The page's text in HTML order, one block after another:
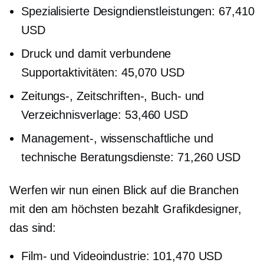
Spezialisierte Designdienstleistungen: 67,410
USD
Druck und damit verbundene
Supportaktivitäten: 45,070 USD
Zeitungs-, Zeitschriften-, Buch- und
Verzeichnisverlage: 53,460 USD
Management-, wissenschaftliche und
technische Beratungsdienste: 71,260 USD
Werfen wir nun einen Blick auf die Branchen
mit denam höchsten bezahlt Grafikdesigner,
das sind:
Film- und Videoindustrie: 101,470 USD